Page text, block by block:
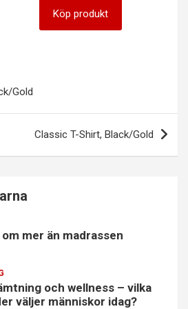
Köp produkt
Gold
Classic T-Shirt, Black/Gold
mer än madrassen
och wellness – vilka
väljer människor idag?